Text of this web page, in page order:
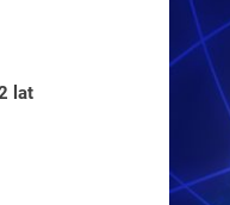
Dębieńsko – woda
ma Rybnik?
lat